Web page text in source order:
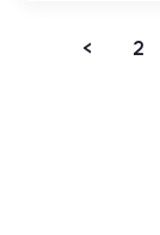
< 2